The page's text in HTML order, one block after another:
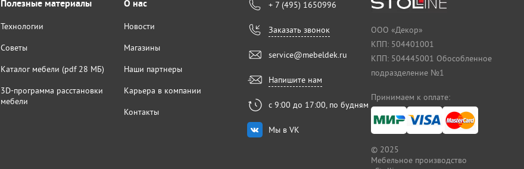
Полезные материалы
Технологии
Советы
Каталог мебели (pdf 28 МБ)
3D-программа расстановки
мебели
О нас
Новости
Магазины
Наши партнеры
Карьера в компании
Контакты
+ 7 (495) 1650996
Заказать звонок
service@mebeldek.ru
Напишите нам
с 9:00 до 17:00, по будням
Мы в VK
ООО «Декор»
КПП: 504401001
КПП: 504445001 Обособленное
подразделение №1
Принимаем к оплате:
© 2025
Мебельное производство